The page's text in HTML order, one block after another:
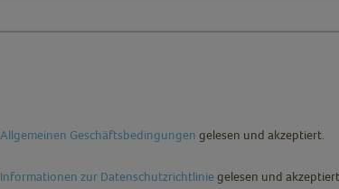
Allgemeinen Geschäftsbedingungen gelesen und akzeptiert.
Informationen zur Datenschutzrichtliniegelesen und